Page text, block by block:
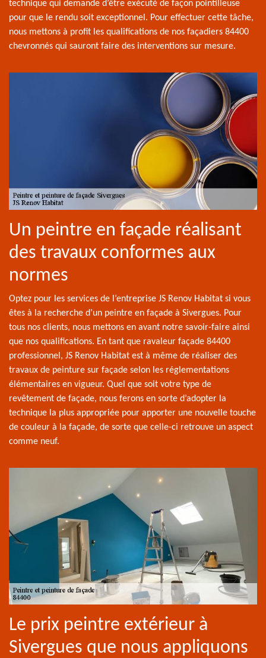
technique qui demande d’être exécuté de façon pointilleuse
pour que le rendu soit exceptionnel. Pour effectuer cette tâche,
nous mettons à profit les qualifications de nos façadiers 84400
chevronnés qui sauront faire des interventions sur mesure.
Un peintre en façade réalisant
des travaux conformes aux
normes
Optez pour les services de l’entreprise JS Renov Habitat si vous
êtes à la recherche d’un peintre en façade à Sivergues. Pour
tous nos clients, nous mettons en avant notre savoir-faire ainsi
que nos qualifications. En tant que ravaleur façade 84400
professionnel, JS Renov Habitat est à même de réaliser des
travaux de peinture sur façade selon les réglementations
élémentaires en vigueur. Quel que soit votre type de
revêtement de façade, nous ferons en sorte d’adopter la
technique la plus appropriée pour apporter une nouvelle touche
de couleur à la façade, de sorte que celle-ci retrouve un aspect
comme neuf.
Le prix peintre extérieur à
Sivergues que nous appliquons